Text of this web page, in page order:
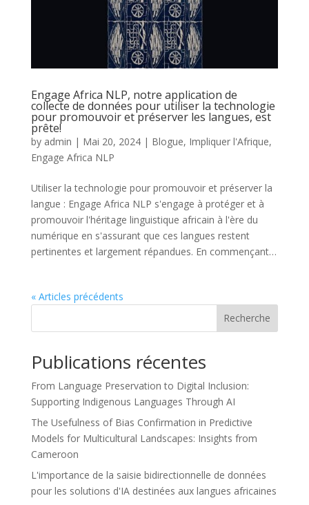
Engage Africa NLP, notre application de
collecte de données pour utiliser la technologie
pour promouvoir et préserver les langues, est
prête!
by admin | Mai 20, 2024| Blogue, Impliquer l'Afrique,
Engage Africa NLP
Utiliser la technologie pour promouvoir et préserver la
langue : Engage Africa NLP s'engage à protéger et à
promouvoir l'héritage linguistique africain à l'ère du
numérique en s'assurant que ces langues restent
pertinentes et largement répandues. En commençant…
« Articles précédents
Recherche
Publications récentes
From Language Preservation to Digital Inclusion:
Supporting Indigenous Languages Through AI
The Usefulness of Bias Confirmation in Predictive
Models for Multicultural Landscapes: Insights from
Cameroon
L'importance de la saisie bidirectionnelle de données
pour les solutions d'IA destinées aux langues africaines